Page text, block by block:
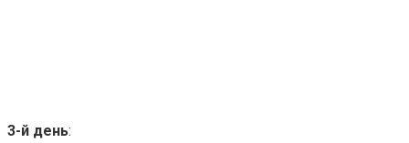
3-й день: